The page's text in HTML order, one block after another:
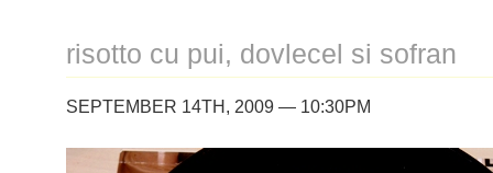
risotto cu pui, dovlecel si sofran
SEPTEMBER 14TH, 2009 — 10:30PM